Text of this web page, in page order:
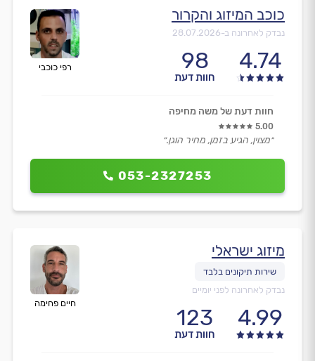
רפי כוכבי
כוכב המיזוג והקרור
נבדק לאחרונה ב-28.07.2026
4.74
98
חוות דעת
053-2327253
חוות דעת של משה מחיפה
5.00
״מצוין, הגיע בזמן, מחיר הוגן.״
חיים פחימה
מיזוג ישראלי
נבדק לאחרונה לפני יומיים
4.99
123
חוות דעת